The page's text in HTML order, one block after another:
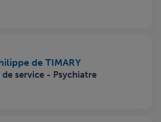
de TIMARY
de service - Psychiatre